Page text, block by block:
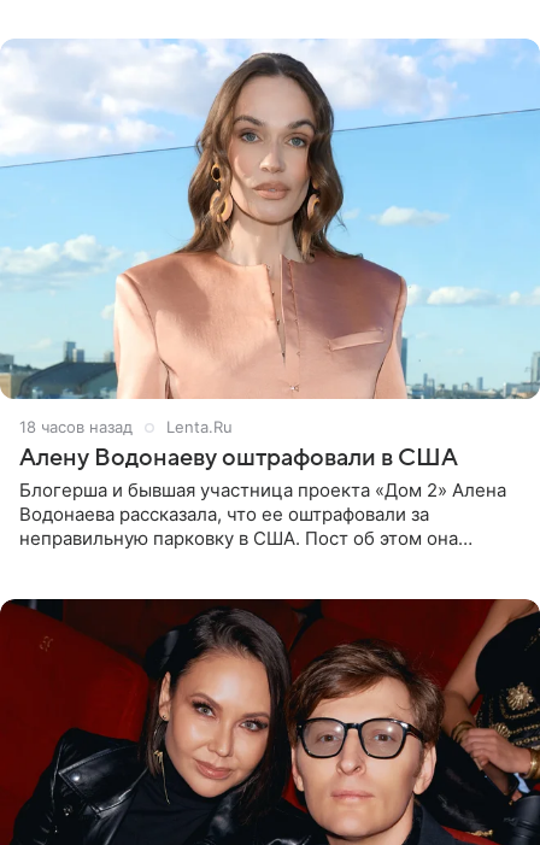
18 часов назад Lenta.Ru
Алену Водонаеву оштрафовали в США
Блогерша и бывшая участница проекта «Дом 2» Алена
Водонаева рассказала, что ее оштрафовали за
неправильную парковку в США. Пост об этом она